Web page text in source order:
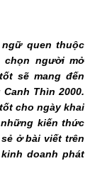
ngữ quen thuộc
chọn người mở
sẽ mang đến
Thìn 2000.
cho ngày khai
những kiến thức
ở bài viết trên
doanh phát